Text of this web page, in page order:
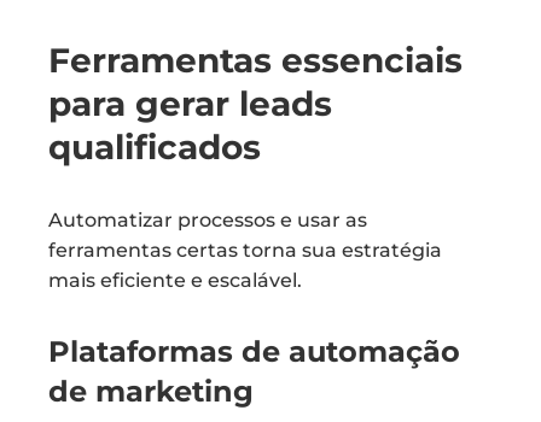
Ferramentas essenciais
para gerar leads
qualificados
Automatizar processos e usar as
ferramentas certas torna sua estratégia
mais eficiente e escalável.
Plataformas de automação
de marketing